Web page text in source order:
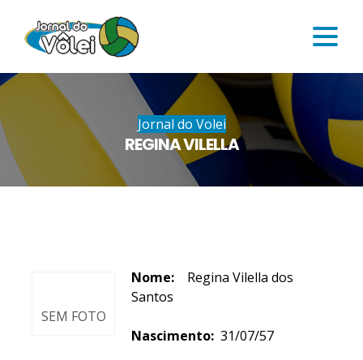
Jornal do Volei
REGINA VILELLA
SEM FOTO
Nome: Regina Vilella dos
Santos
Nascimento: 31/07/57